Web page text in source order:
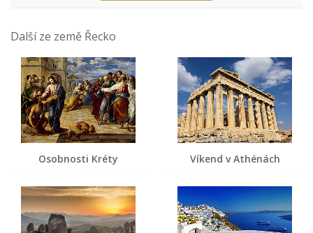
Další ze země Řecko
Osobnosti Kréty Víkend v Athénách